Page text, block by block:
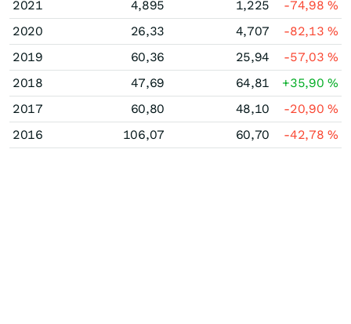
2021
4,895 1,225 -74,98%
2020
26,33 4,707 -82,13%
2019
60,36 25,94 -57,03%
2018
47,69 64,81 +35,90%
2017
60,80 48,10 -20,90%
2016
106,07 60,70 -42,78%